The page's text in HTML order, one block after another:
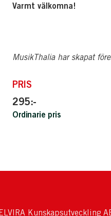
Varmt välkomna!
MusikThalia har skapat
PRIS
295:-
Ordinarie pris
Kunskapsutveckling